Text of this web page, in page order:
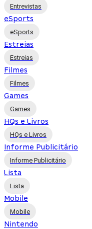
Entrevistas
eSports
eSports
Estreias
Estreias
Filmes
Filmes
Games
Games
HQs e Livros
HQs e Livros
Informe Publicitário
Informe Publicitário
Lista
Lista
Mobile
Mobile
Nintendo